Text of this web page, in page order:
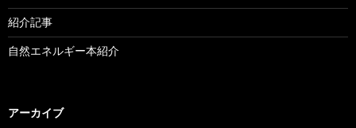
紹介記事
自然エネルギー本紹介
アーカイブ